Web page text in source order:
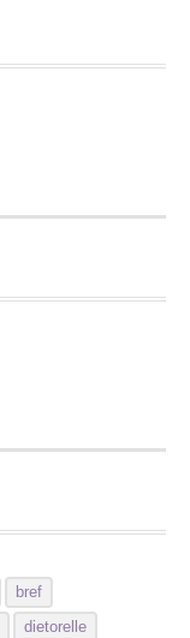
bref
dietorelle